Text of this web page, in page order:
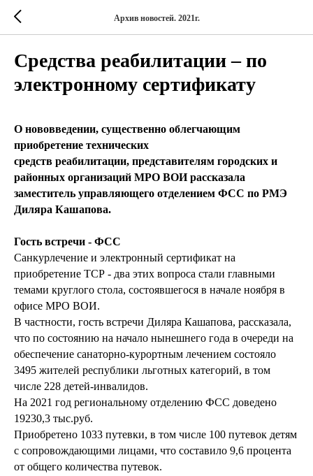
Архив новостей. 2021г.
Средства реабилитации – по
электронному сертификату
О нововведении, существенно облегчающим
приобретение технических
средств реабилитации, представителям городских и
районных организаций МРО ВОИ рассказала
заместитель управляющего отделением ФСС по РМЭ
Диляра Кашапова.
Гость встречи - ФСС
Санкурлечение и электронный сертификат на
приобретение ТСР - два этих вопроса стали главными
темами круглого стола, состоявшегося в начале ноября в
офисе МРО ВОИ.
В частности, гость встречи Диляра Кашапова, рассказала,
что по состоянию на начало нынешнего года в очереди на
обеспечение санаторно-курортным лечением состояло
3495 жителей республики льготных категорий, в том
числе 228 детей-инвалидов.
На 2021 год региональному отделению ФСС доведено
19230,3 тыс.руб.
Приобретено 1033 путевки, в том числе 100 путевок детям
с сопровождающими лицами, что составило 9,6 процента
от общего количества путевок.